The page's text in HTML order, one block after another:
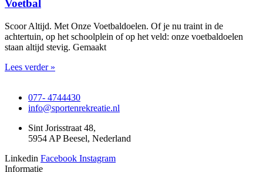
Voetbal
Scoor Altijd. Met Onze Voetbaldoelen. Of je nu traint in de
achtertuin, op het schoolplein of op het veld: onze voetbaldoelen
staan altijd stevig. Gemaakt
Lees verder »
077- 4744430
info@sportenrekreatie.nl
Sint Jorisstraat 48,
5954 AP Beesel, Nederland
Linkedin Facebook Instagram
Informatie